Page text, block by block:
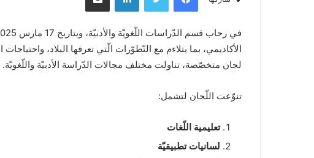
الأكاديمي، بما يتلاءم مع التّطوّرات الّتي تعرفها البلاد،
لجان متخصّصة، تناولت مختلف مجالات الدّراسة الأدبيّة واللّغويّة.
تنوّعت اللّجان لتشمل:
تعليمية اللّغات
لسانيات تطبيقيّة